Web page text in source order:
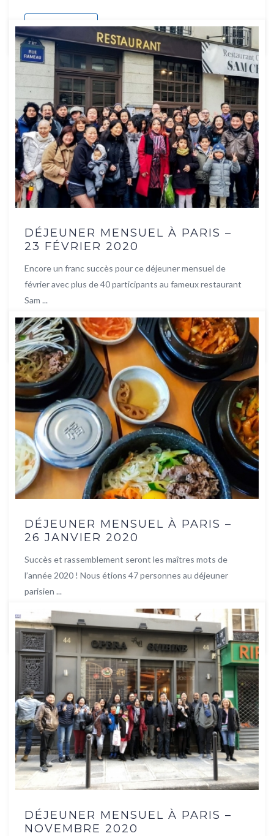
Lire la suite
DÉJEUNER MENSUEL À PARIS –
23 FÉVRIER 2020
Encore un franc succès pour ce déjeuner mensuel de
février avec plus de 40 participants au fameux restaurant
Sam ...
Lire la suite
DÉJEUNER MENSUEL À PARIS –
26 JANVIER 2020
Succès et rassemblement seront les maîtres mots de
l’année 2020 ! Nous étions 47 personnes au déjeuner
parisien ...
Lire la suite
DÉJEUNER MENSUEL À PARIS –
NOVEMBRE 2020